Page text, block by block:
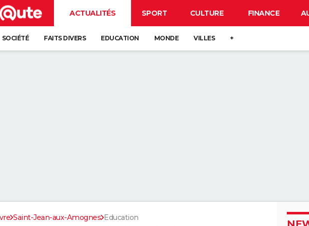
ACTUALITÉS SPORT CULTURE FINANCE
SOCIÉTÉ FAITS DIVERS EDUCATION MONDE VILLES +
Saint-Jean-aux-Amognes Education